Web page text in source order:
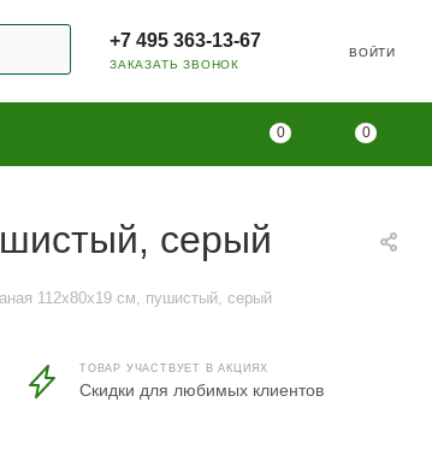
+7 495 363-13-67
ЗАКАЗАТЬ ЗВОНОК
ВОЙТИ
0 0
серый
112х80х19 см, пушистый, серый
ТОВАР УЧАСТВУЕТ В АКЦИЯХ
Скидки для любимых клиентов